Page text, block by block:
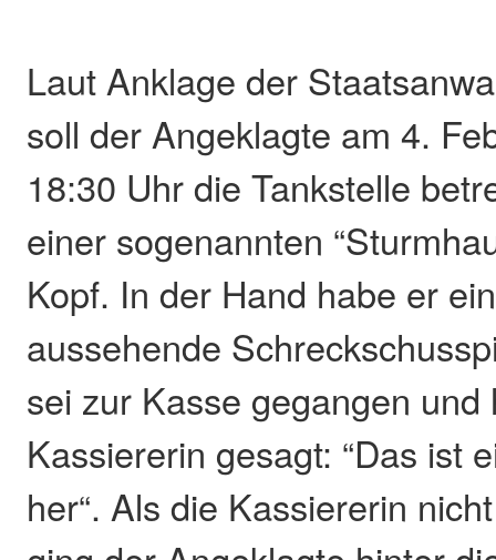
Laut Anklage der
soll der Angeklagte am 4.
18:30 Uhr die Tankstelle
einer sogenannten
Kopf. In der Hand habe er
aussehende
sei zur Kasse gegangen und
Kassiererin gesagt: “Das ist
her“. Als die Kassiererin